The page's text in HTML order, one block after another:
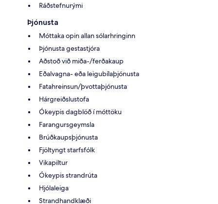
Ráðstefnurými
Þjónusta
Móttaka opin allan sólarhringinn
Þjónusta gestastjóra
Aðstoð við miða-/ferðakaup
Eðalvagna- eða leigubílaþjónusta
Fatahreinsun/þvottaþjónusta
Hárgreiðslustofa
Ókeypis dagblöð í móttöku
Farangursgeymsla
Brúðkaupsþjónusta
Fjöltyngt starfsfólk
Vikapiltur
Ókeypis strandrúta
Hjólaleiga
Strandhandklæði